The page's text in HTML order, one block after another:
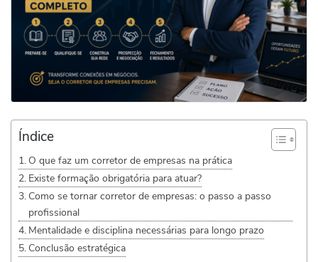
Índice
O que faz um corretor de empresas na prática
Existe formação obrigatória para atuar?
Como se tornar corretor de empresas: o passo a passo
profissional
Mentalidade e disciplina necessárias para longo prazo
Conclusão estratégica